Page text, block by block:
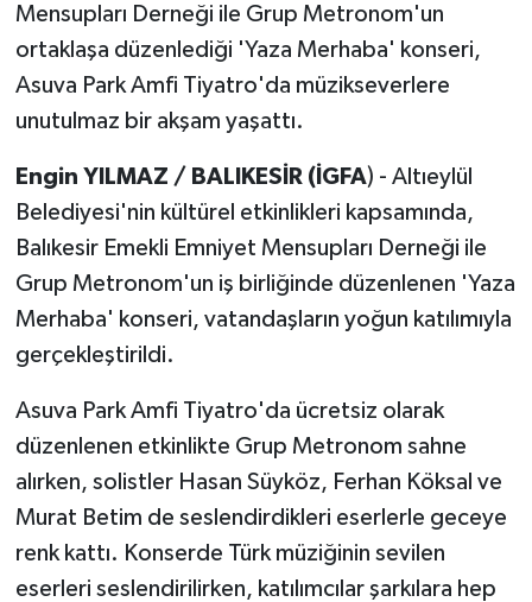
Mensupları Derneği ile Grup Metronom'un
ortaklaşa düzenlediği 'Yaza Merhaba' konseri,
Asuva Park Amfi Tiyatro'da müzikseverlere
unutulmaz bir akşam yaşattı.
Engin YILMAZ / BALIKESİR (İGFA) - Altıeylül
Belediyesi'nin kültürel etkinlikleri kapsamında,
Balıkesir Emekli Emniyet Mensupları Derneği ile
Grup Metronom'un iş birliğinde düzenlenen 'Yaza
Merhaba' konseri, vatandaşların yoğun katılımıyla
gerçekleştirildi.
Asuva Park Amfi Tiyatro'da ücretsiz olarak
düzenlenen etkinlikte Grup Metronom sahne
alırken, solistler Hasan Süyköz, Ferhan Köksal ve
Murat Betim de seslendirdikleri eserlerle geceye
renk kattı. Konserde Türk müziğinin sevilen
eserleri seslendirilirken, katılımcılar şarkılara hep